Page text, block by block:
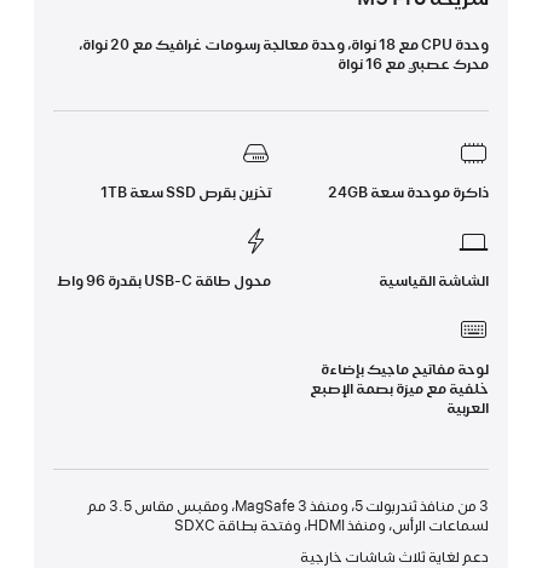
وحدة CPU مع 18 نواة، وحدة معالجة رسومات غرافيك مع 20 نواة،
محرك عصبي مع 16 نواة
ذاكرة موحدة سعة 24GB تخزين بقرص SSD سعة 1TB
الشاشة القياسية محول طاقة USB‑C بقدرة 96 واط
لوحة مفاتيح ماجيك بإضاءة
خلفية مع ميزة بصمة الإصبع
العربية
3 من منافذ ثندربولت 5، ومنفذ MagSafe 3، ومقبس مقاس 3.5 مم
لسماعات الرأس، ومنفذ HDMI، وفتحة بطاقة SDXC
دعم لغاية ثلاث شاشات خارجية